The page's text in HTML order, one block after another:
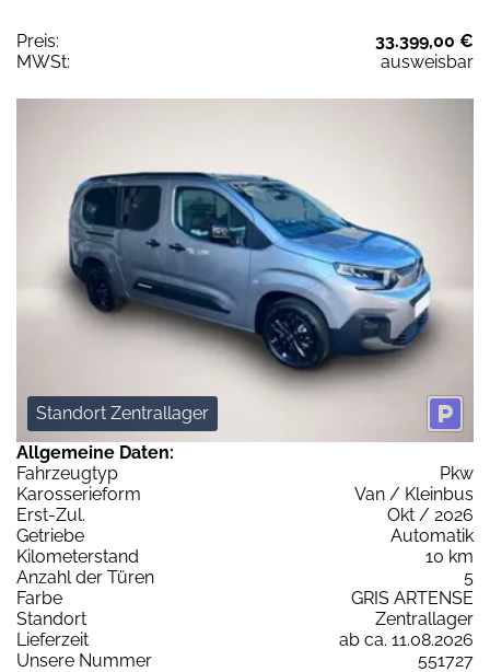
Preis:
33.399,00 €
MWSt:
ausweisbar
Standort Zentrallager
Allgemeine Daten:
Fahrzeugtyp
Pkw
Karosserieform
Van / Kleinbus
Erst-Zul.
Okt / 2026
Getriebe
Automatik
Kilometerstand
10 km
Anzahl der Türen
5
Farbe
GRIS ARTENSE
Standort
Zentrallager
Lieferzeit
ab ca. 11.08.2026
Unsere Nummer
551727